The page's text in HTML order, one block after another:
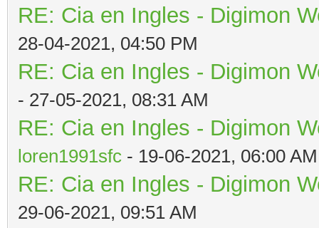
RE: Cia en Ingles - Digimon
28-04-2021, 04:50 PM
RE: Cia en Ingles - Digimon
- 27-05-2021, 08:31 AM
RE: Cia en Ingles - Digimon
loren1991sfc - 19-06-2021, 06:00 AM
RE: Cia en Ingles - Digimon
29-06-2021, 09:51 AM